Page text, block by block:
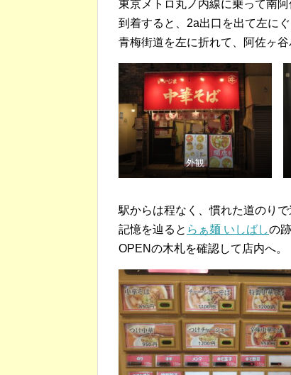
東京メトロ丸ノ内線に乗って南阿
到着すると、2a出口を出て左に
青梅街道を左に折れて、阿佐ヶ
外観
駅からは程なく、慣れた道のり
記憶を辿ると らぁ麺 いしばしの
OPENの木札を確認して店内へ。